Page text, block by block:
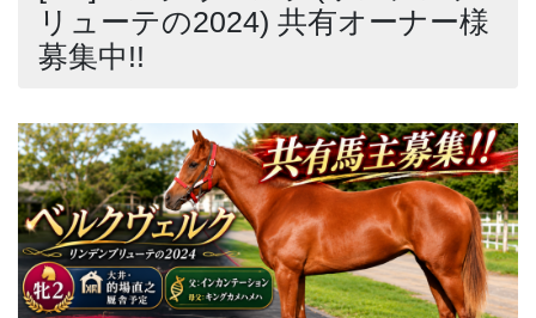
リューテの2024) 共有オーナー様
募集中!!